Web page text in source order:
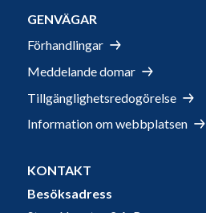
GENVÄGAR
Förhandlingar
Meddelande domar
Tillgänglighetsredogörelse
Information om webbplatsen
KONTAKT
Besöksadress